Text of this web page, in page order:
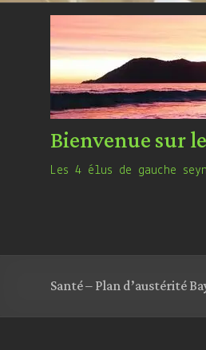
Bienvenue sur
Les 4 élus de gauche
Santé – Plan d’austérité